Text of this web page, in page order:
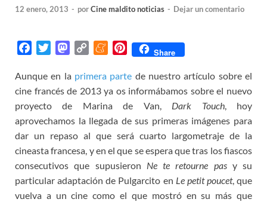
12 enero, 2013 - porCine maldito noticias - Dejar un comentario
c
e
b
o
o
k
i
t
t
e
r
M
s
t
o
d
o
n
p
y
L
i
n
k
M
n
e
a
m
e
P
n
t
e
r
e
s
t
Share
Aunque en la primera parte de nuestro artículo sobre el
cine francés de 2013 ya os informábamos sobre el nuevo
proyecto de Marina de Van, Dark Touch, hoy
aprovechamos la llegada de sus primeras imágenes para
dar un repaso al que será cuarto largometraje de la
cineasta francesa, y en el que se espera que tras los fiascos
consecutivos que supusieron Ne te retourne pasy su
particular adaptación de Pulgarcito en Le petit poucet, que
vuelva a un cine como el que mostró en su más que